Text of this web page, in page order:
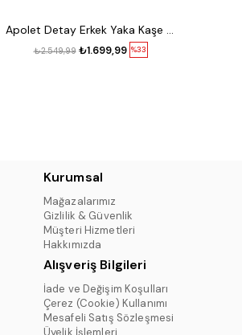
%33
₺1.699,99
₺2.549,99
Kurumsal
Mağazalarımız
Gizlilik & Güvenlik
Müşteri Hizmetleri
Hakkımızda
Alışveriş Bilgileri
İade ve Değişim Koşulları
Çerez (Cookie) Kullanımı
Mesafeli Satış Sözleşmesi
Üyelik İşlemleri